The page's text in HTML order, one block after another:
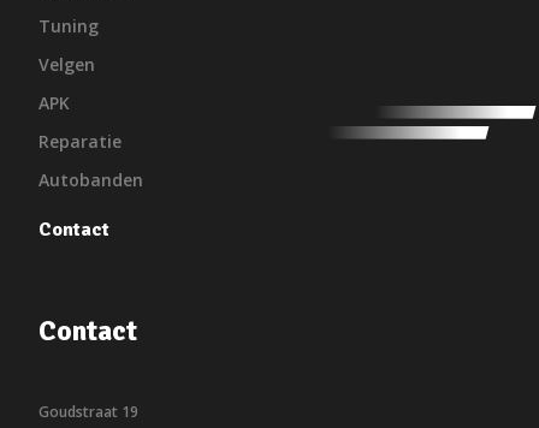
Tuning
Velgen
APK
Reparatie
Autobanden
Contact
Contact
Goudstraat 19